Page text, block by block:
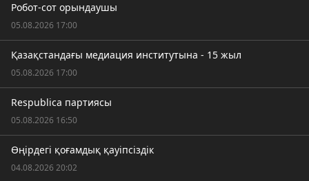
Робот-сот орындаушы
05.08.2026 17:00
Қазақстандағы медиация институтына - 15 жыл
05.08.2026 17:00
Respublica партиясы
05.08.2026 16:50
Өңірдегі қоғамдық қауіпсіздік
04.08.2026 20:02